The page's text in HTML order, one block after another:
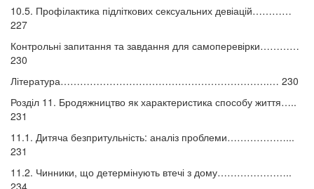
10.5. Профілактика підліткових сексуальних девіацій…………
227
Контрольні запитання та завдання для самоперевірки…………
230
Література……………………………………………………….… 230
Розділ 11. Бродяжництво як характеристика способу життя…..
231
11.1. Дитяча безпритульність: аналіз проблеми………………...
231
11.2. Чинники, що детермінують втечі з дому…………………..
234